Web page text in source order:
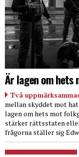
Är lagen om
Två
mellan skyddet mot
lagen om hets mot
stärker rättsstaten
frågorna ställer sig